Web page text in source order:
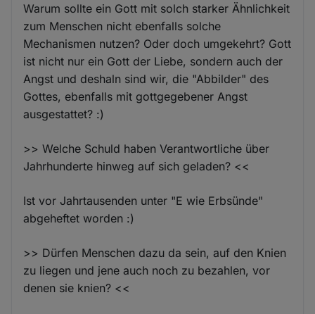
Warum sollte ein Gott mit solch starker Ähnlichkeit
zum Menschen nicht ebenfalls solche
Mechanismen nutzen? Oder doch umgekehrt? Gott
ist nicht nur ein Gott der Liebe, sondern auch der
Angst und deshaln sind wir, die "Abbilder" des
Gottes, ebenfalls mit gottgegebener Angst
ausgestattet? :)
>> Welche Schuld haben Verantwortliche über
Jahrhunderte hinweg auf sich geladen? <<
Ist vor Jahrtausenden unter "E wie Erbsünde"
abgeheftet worden :)
>> Dürfen Menschen dazu da sein, auf den Knien
zu liegen und jene auch noch zu bezahlen, vor
denen sie knien? <<